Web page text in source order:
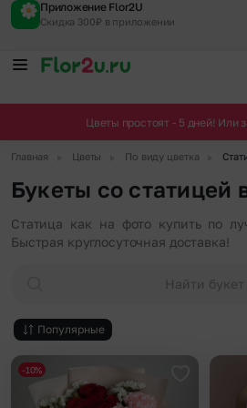
Приложение Flor2U
Скидка 300₽ в приложении
Цветы простоят - 5 дней! Или
Главная Цветы По виду цветка
Букеты со статицей
Статица как на фото купить по
Быстрая круглосуточная доставка!
Найти букет
Популярные
Добавить
-10%